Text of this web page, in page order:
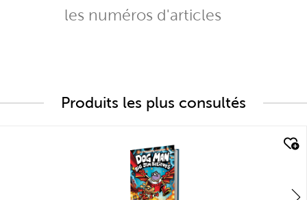
les numéros d'articles
Produits les plus consultés